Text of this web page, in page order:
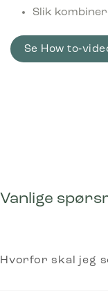
Slik
Se How
Vanlige
Hvorfor skal jeg